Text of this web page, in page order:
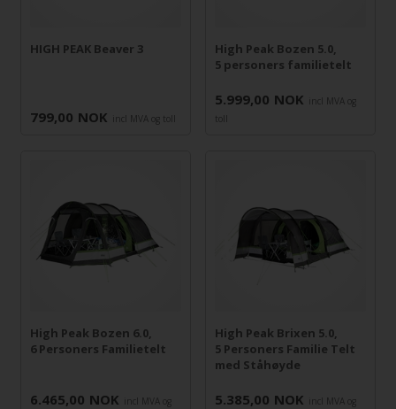
HIGH PEAK Beaver 3
799,00 NOK incl MVA og toll
High Peak Bozen 5.0,
5 personers familietelt
5.999,00 NOK
incl MVA og
toll
High Peak Bozen 6.0,
6 Personers Familietelt
6.465,00 NOK
incl MVA og
High Peak Brixen 5.0,
5 Personers Familie Telt
med Ståhøyde
5.385,00 NOK
incl MVA og